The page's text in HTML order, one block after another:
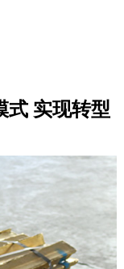
式 实现转型